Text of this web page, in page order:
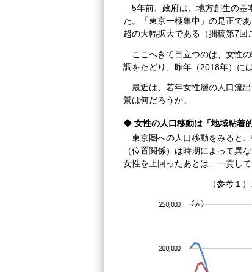
5年前、政府は、地方創生の
た。「東京一極集中」の是正で
超の大幅拡大である（拙稿第7回
ここへきて目立つのは、女性
調をたどり、昨年（2018年）に
最近は、若年女性層の人口流
景は何だろうか。
◆ 女性の人口移動は「地域粘着的
東京圏への人口移動をみると
（位置関係）は時期によって異
女性を上回ったあとは、一貫し
（参考１